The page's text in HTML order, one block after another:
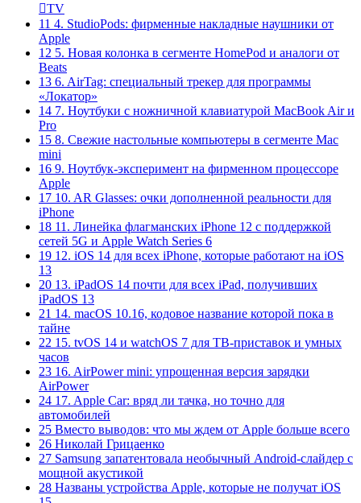
TV
11 4. StudioPods: фирменные накладные наушники от
Apple
12 5. Новая колонка в сегменте HomePod и аналоги от
Beats
13 6. AirTag: специальный трекер для программы
«Локатор»
14 7. Ноутбуки с ножничной клавиатурой MacBook Air и
Pro
15 8. Свежие настольные компьютеры в сегменте Mac
mini
16 9. Ноутбук-эксперимент на фирменном процессоре
Apple
17 10. AR Glasses: очки дополненной реальности для
iPhone
18 11. Линейка флагманских iPhone 12 с поддержкой
сетей 5G и Apple Watch Series 6
19 12. iOS 14 для всех iPhone, которые работают на iOS
13
20 13. iPadOS 14 почти для всех iPad, получивших
iPadOS 13
21 14. macOS 10.16, кодовое название которой пока в
тайне
22 15. tvOS 14 и watchOS 7 для ТВ-приставок и умных
часов
23 16. AirPower mini: упрощенная версия зарядки
AirPower
24 17. Apple Car: вряд ли тачка, но точно для
автомобилей
25 Вместо выводов: что мы ждем от Apple больше всего
26 Николай Грицаенко
27 Samsung запатентовала необычный Android-слайдер с
мощной акустикой
28 Названы устройства Apple, которые не получат iOS